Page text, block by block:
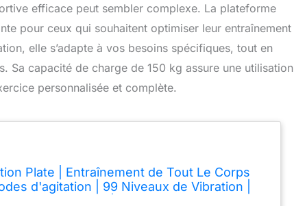
efficace peut sembler complexe. La plateforme
pour ceux qui souhaitent optimiser leur entraînement
elle s’adapte à vos besoins spécifiques, tout en
Sa capacité de charge de 150 kg assure une utilisation
personnalisée et complète.
Plate | Entraînement de Tout Le Corps
d'agitation | 99 Niveaux de Vibration |